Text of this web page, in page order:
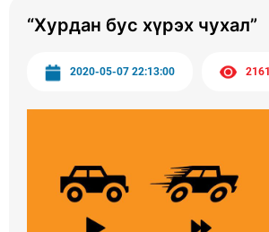
“Хурдан бус хүрэх чухал”
2020-05-07 22:13:00 2161